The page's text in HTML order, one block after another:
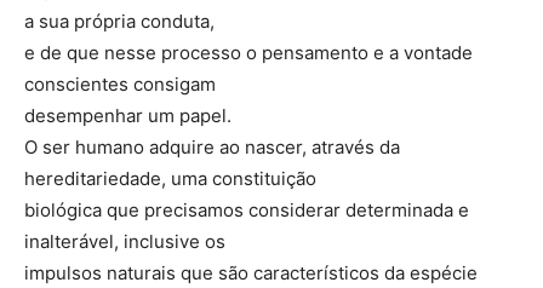
a sua própria conduta,
e de que nesse processo o pensamento e a vontade
conscientes consigam
desempenhar um papel.
O ser humano adquire ao nascer, através da
hereditariedade, uma constituição
biológica que precisamos considerar determinada e
inalterável, inclusive os
impulsos naturais que são característicos da espécie